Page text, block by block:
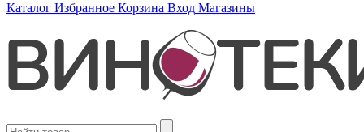
Каталог Избранное Корзина Вход Магазины